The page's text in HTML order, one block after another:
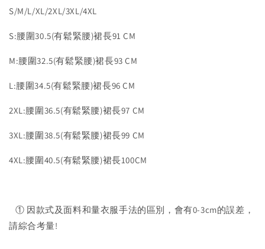
S/M/L/XL/2XL/3XL/4XL
S:腰圍30.5(有鬆緊腰)裙長91 CM
M:腰圍32.5(有鬆緊腰)裙長93 CM
L:腰圍34.5(有鬆緊腰)裙長96 CM
2XL:腰圍36.5(有鬆緊腰)裙長97 CM
3XL:腰圍38.5(有鬆緊腰)裙長99 CM
4XL:腰圍40.5(有鬆緊腰)裙長100CM
① 因款式及面料和量衣服手法的區別，會有0-3cm的誤差，
請綜合考量!